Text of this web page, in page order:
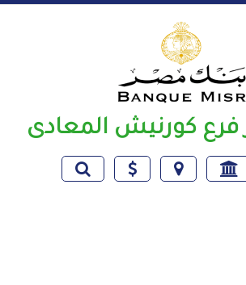
كورنيش المعادى